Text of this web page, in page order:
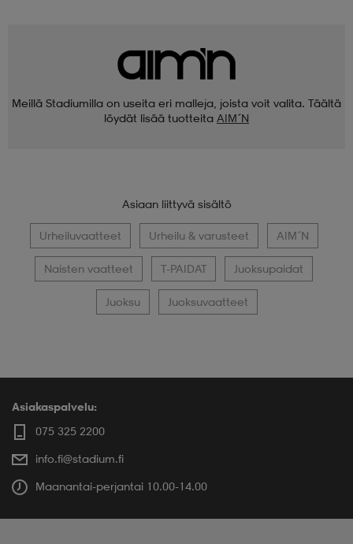
Meillä Stadiumilla on useita eri malleja, joista voit valita. Täältä
löydät lisää tuotteita AIM´N
Asiaan liittyvä sisältö
Urheiluvaatteet Urheilu & varusteet AIM´N
Naisten vaatteet T-PAIDAT Juoksupaidat
Juoksu Juoksuvaatteet
Asiakaspalvelu:
075 325 2200
info.fi@stadium.fi
Maanantai-perjantai 10.00-14.00